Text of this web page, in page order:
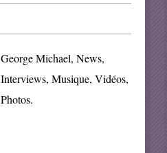
George Michael, News,
Interviews, Musique, Vidéos,
Photos.